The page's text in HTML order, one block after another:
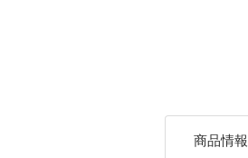
商品情報